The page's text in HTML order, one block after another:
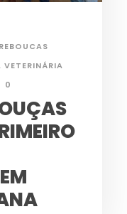
VETERINÁRIA
0